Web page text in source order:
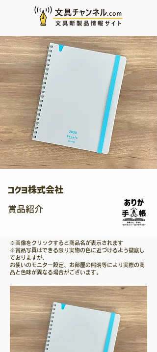
コクヨ株式会社
賞品紹介
※画像をクリックすると商品名が表示されます
※賞品写真はできる限り実物の色に近づけるよう徹底し
ておりますが、
​お使いのモニター設定、お部屋の照明等により実際の商
品と色味が異なる場合がございます。